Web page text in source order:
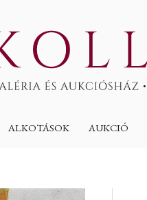
ALKOTÁSOK AUKCIÓ